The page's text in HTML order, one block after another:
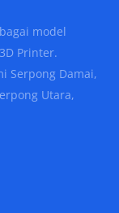
model
Printer.
Serpong Damai,
Utara,